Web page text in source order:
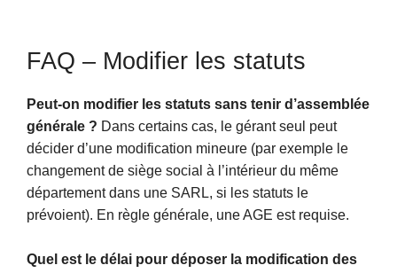
FAQ – Modifier les statuts
Peut-on modifier les statuts sans tenir d’assemblée
générale ? Dans certains cas, le gérant seul peut
décider d’une modification mineure (par exemple le
changement de siège social à l’intérieur du même
département dans une SARL, si les statuts le
prévoient). En règle générale, une AGE est requise.
Quel est le délai pour déposer la modification des